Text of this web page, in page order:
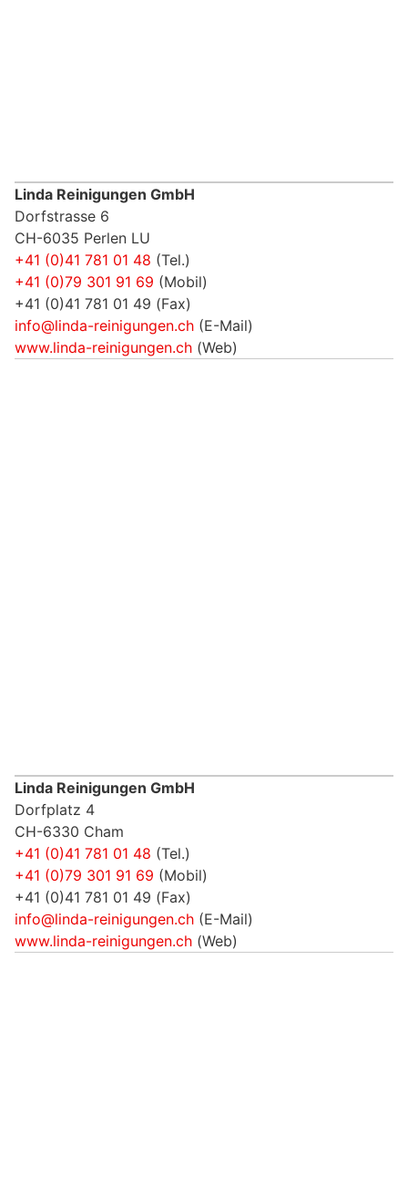
Linda Reinigungen GmbH
Dorfstrasse 6
CH-6035 Perlen LU
+41 (0)41 781 01 48 (Tel.)
+41 (0)79 301 91 69 (Mobil)
+41 (0)41 781 01 49 (Fax)
info@linda-reinigungen.ch (E-Mail)
www.linda-reinigungen.ch (Web)
Linda Reinigungen GmbH
Dorfplatz 4
CH-6330 Cham
+41 (0)41 781 01 48 (Tel.)
+41 (0)79 301 91 69 (Mobil)
+41 (0)41 781 01 49 (Fax)
info@linda-reinigungen.ch (E-Mail)
www.linda-reinigungen.ch (Web)